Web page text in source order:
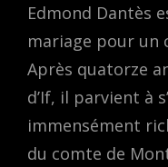
Edmond Dantès
mariage pour un
Après quatorze
d’If, il parvient à
immensément
du comte de